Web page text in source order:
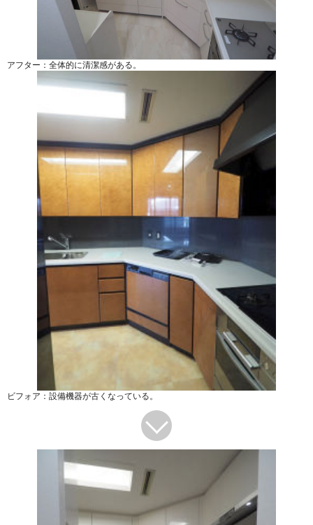
アフター：全体的に清潔感がある。
ビフォア：設備機器が古くなっている。